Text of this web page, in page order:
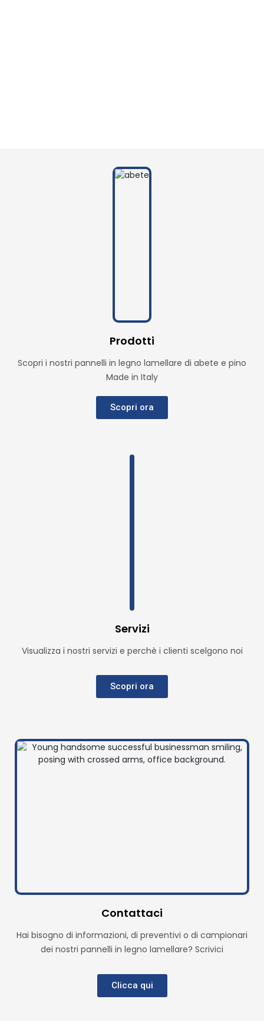
Prodotti
Scopri i nostri pannelli in legno lamellare di abete e pino
Made in Italy
Scopri ora
Servizi
Visualizza i nostri servizi e perchè i clienti scelgono noi
Scopri ora
Contattaci
Hai bisogno di informazioni, di preventivi o di campionari
dei nostri pannelli in legno lamellare? Scrivici
Clicca qui